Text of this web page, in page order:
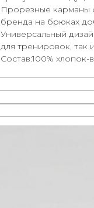
Прорезные карманы
бренда на брюках
Универсальный
для тренировок, так
Состав:100% хлопок-